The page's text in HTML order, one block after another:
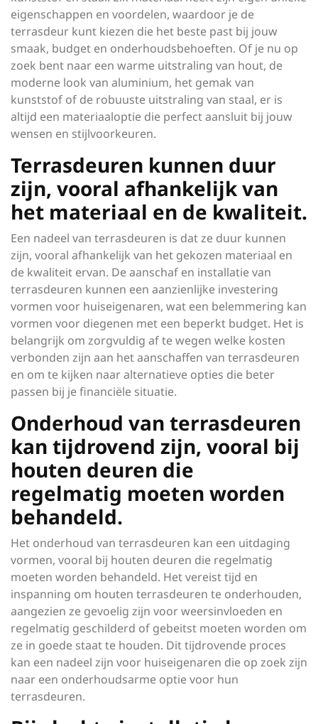
eigenschappen en voordelen, waardoor je de
terrasdeur kunt kiezen die het beste past bij jouw
smaak, budget en onderhoudsbehoeften. Of je nu op
zoek bent naar een warme uitstraling van hout, de
moderne look van aluminium, het gemak van
kunststof of de robuuste uitstraling van staal, er is
altijd een materiaaloptie die perfect aansluit bij jouw
wensen en stijlvoorkeuren.
Terrasdeuren kunnen duur
zijn, vooral afhankelijk van
het materiaal en de kwaliteit.
Een nadeel van terrasdeuren is dat ze duur kunnen
zijn, vooral afhankelijk van het gekozen materiaal en
de kwaliteit ervan. De aanschaf en installatie van
terrasdeuren kunnen een aanzienlijke investering
vormen voor huiseigenaren, wat een belemmering kan
vormen voor diegenen met een beperkt budget. Het is
belangrijk om zorgvuldig af te wegen welke kosten
verbonden zijn aan het aanschaffen van terrasdeuren
en om te kijken naar alternatieve opties die beter
passen bij je financiële situatie.
Onderhoud van terrasdeuren
kan tijdrovend zijn, vooral bij
houten deuren die
regelmatig moeten worden
behandeld.
Het onderhoud van terrasdeuren kan een uitdaging
vormen, vooral bij houten deuren die regelmatig
moeten worden behandeld. Het vereist tijd en
inspanning om houten terrasdeuren te onderhouden,
aangezien ze gevoelig zijn voor weersinvloeden en
regelmatig geschilderd of gebeitst moeten worden om
ze in goede staat te houden. Dit tijdrovende proces
kan een nadeel zijn voor huiseigenaren die op zoek zijn
naar een onderhoudsarme optie voor hun
terrasdeuren.